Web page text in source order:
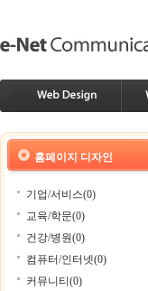
홈페이지 디자인
기업/서비스(0)
교육/학문(0)
건강/병원(0)
컴퓨터/인터넷(0)
커뮤니티(0)